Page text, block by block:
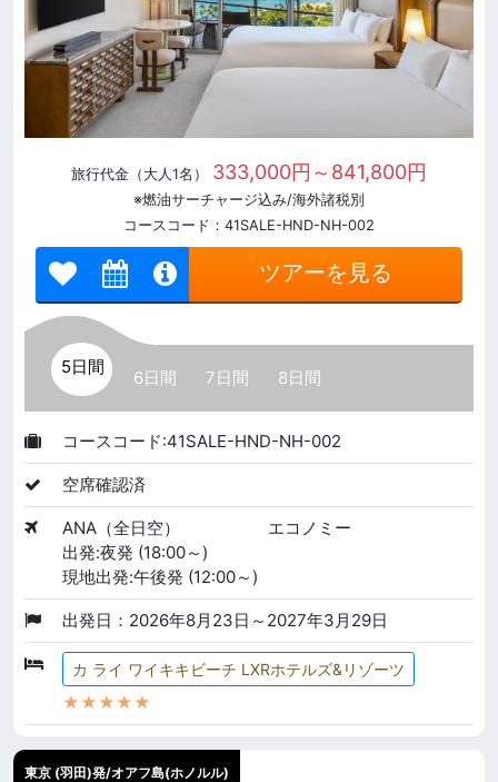
旅行代金（大人1名） 333,000円～841,800円
※燃油サーチャージ込み/海外諸税別
コースコード：41SALE-HND-NH-002
ツアーを見る
5日間
6日間 7日間 8日間
コースコード:41SALE-HND-NH-002
空席確認済
ANA（全日空）
エコノミー
出発:夜発 (18:00～)
現地出発:午後発 (12:00～)
出発日：2026年8月23日～2027年3月29日
カ ライ ワイキキビーチ LXRホテルズ&リゾーツ
★★★★★
東京 (羽田)発/オアフ島(ホノルル)